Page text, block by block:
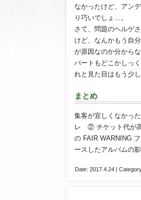
なかったけど、アン
り巧いでしょ…。
さて、問題のヘルゲ
けど、なんかもう自
が原因なのか分から
パートもどこかしっ
れと見た目はもう少
まとめ
集客が宜しくなかっ
レ ② チケット代が
の FAIR WARNING
ースしたアルバムの
Date: 2017.4.24 |